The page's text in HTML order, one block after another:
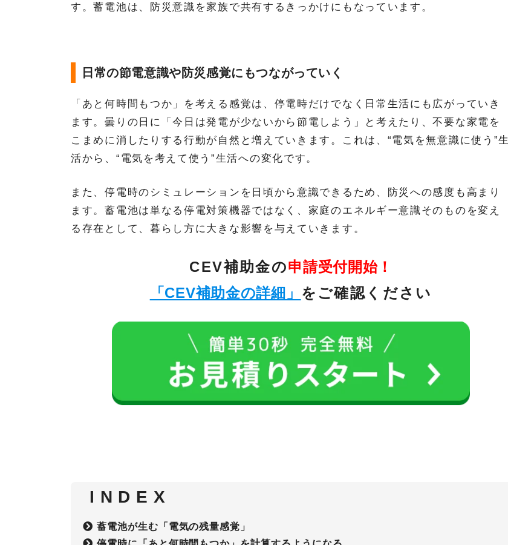
す。蓄電池は、防災意識を家族で共有するきっかけにもなっています。
日常の節電意識や防災感覚にもつながっていく
「あと何時間もつか」を考える感覚は、停電時だけでなく日常生活にも広がっていき
ます。曇りの日に「今日は発電が少ないから節電しよう」と考えたり、不要な家電を
こまめに消したりする行動が自然と増えていきます。これは、“電気を無意識に使う”生
活から、“電気を考えて使う”生活への変化です。
また、停電時のシミュレーションを日頃から意識できるため、防災への感度も高まり
ます。蓄電池は単なる停電対策機器ではなく、家庭のエネルギー意識そのものを変え
る存在として、暮らし方に大きな影響を与えていきます。
CEV補助金の申請受付開始！
「CEV補助金の詳細」 をご確認ください
I N D E X
蓄電池が生む「電気の残量感覚」